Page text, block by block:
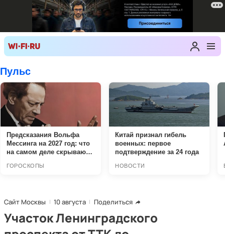
Сайт Москвы 10 августа Поделиться
Участок Ленинградского